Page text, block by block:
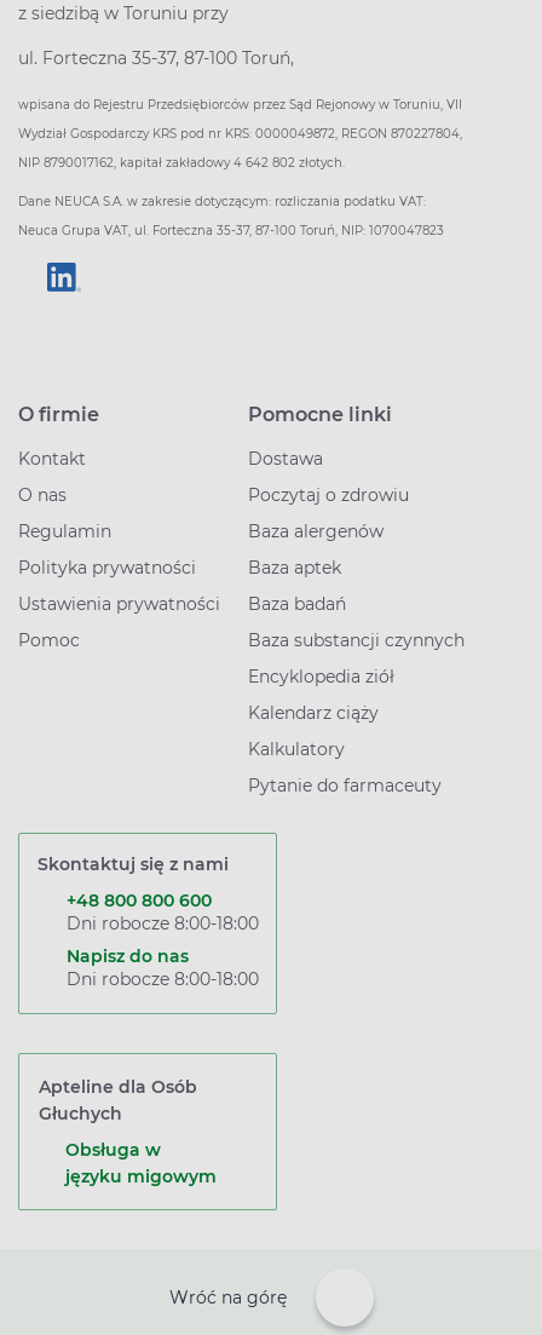
z siedzibą w Toruniu przy
ul. Forteczna 35-37, 87-100 Toruń,
wpisana do Rejestru Przedsiębiorców przez Sąd Rejonowy w Toruniu, VII
Wydział Gospodarczy KRS pod nr KRS: 0000049872, REGON 870227804,
NIP 8790017162, kapitał zakładowy 4 642 802 złotych.
Dane NEUCA S.A. w zakresie dotyczącym: rozliczania podatku VAT:
Neuca Grupa VAT, ul. Forteczna 35-37, 87-100 Toruń, NIP: 1070047823
O firmie
Kontakt
O nas
Regulamin
Polityka prywatności
Ustawienia prywatności
Pomoc
Pomocne linki
Dostawa
Poczytaj o zdrowiu
Baza alergenów
Baza aptek
Baza badań
Baza substancji czynnych
Encyklopedia ziół
Kalendarz ciąży
Kalkulatory
Pytanie do farmaceuty
Skontaktuj się z nami
+48 800 800 600
Dni robocze 8:00-18:00
Napisz do nas
Dni robocze 8:00-18:00
Apteline dla Osób
Głuchych
Obsługa w
języku migowym
Wróć na górę